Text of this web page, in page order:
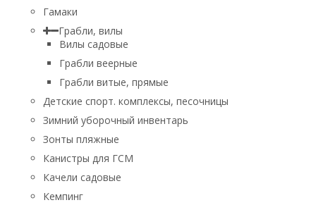
Гамаки
Грабли, вилы
Вилы садовые
Грабли веерные
Грабли витые, прямые
Детские спорт. комплексы, песочницы
Зимний уборочный инвентарь
Зонты пляжные
Канистры для ГСМ
Качели садовые
Кемпинг